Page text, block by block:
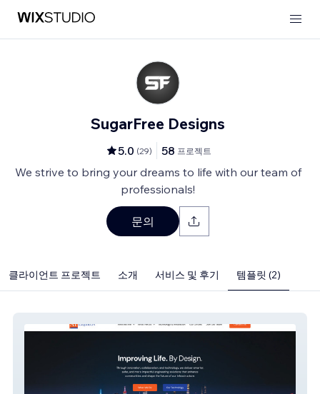
SugarFree Designs
5.0 (29) 58 프로젝트
We strive to bring your dreams to life with our team of
professionals!
문의
클라이언트 프로젝트 소개 서비스 및 후기 템플릿 (2)